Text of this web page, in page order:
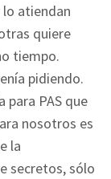
lo atiendan
quiere
tiempo.
pidiendo.
para PAS que
nosotros es
la
secretos, sólo